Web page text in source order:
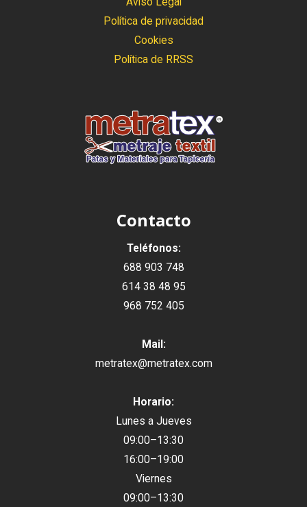
Política de privacidad
Cookies
Política de RRSS
Contacto
Teléfonos:
688 903 748
614 38 48 95
968 752 405
Mail:
metratex@metratex.com
Horario:
Lunes a Jueves
09:00–13:30
16:00–19:00
Viernes
09:00–13:30